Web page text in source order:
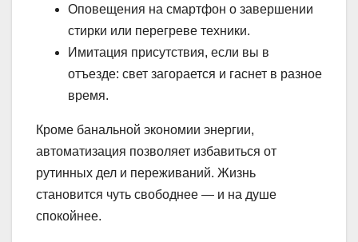
Оповещения на смартфон о завершении
стирки или перегреве техники.
Имитация присутствия, если вы в
отъезде: свет загорается и гаснет в разное
время.
Кроме банальной экономии энергии,
автоматизация позволяет избавиться от
рутинных дел и переживаний. Жизнь
становится чуть свободнее — и на душе
спокойнее.